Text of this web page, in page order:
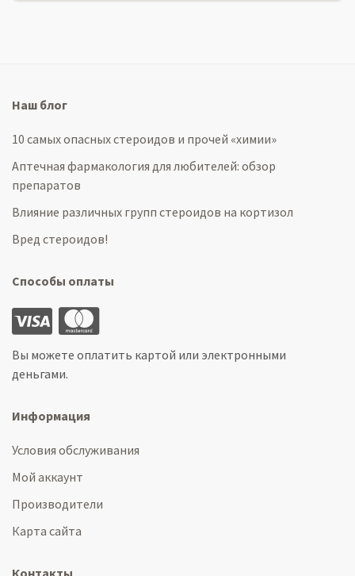
Наш блог
10 самых опасных стероидов и прочей «химии»
Аптечная фармакология для любителей: обзор
препаратов
Влияние различных групп стероидов на кортизол
Вред стероидов!
Способы оплаты
Вы можете оплатить картой или электронными
деньгами.
Информация
Условия обслуживания
Мой аккаунт
Производители
Карта сайта
Контакты